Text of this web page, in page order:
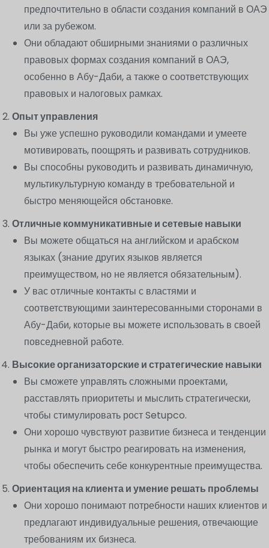
предпочтительно в области создания компаний в ОАЭ
или за рубежом.
Они обладают обширными знаниями о различных
правовых формах создания компаний в ОАЭ,
особенно в Абу-Даби, а также о соответствующих
правовых и налоговых рамках.
Опыт управления
Вы уже успешно руководили командами и умеете
мотивировать, поощрять и развивать сотрудников.
Вы способны руководить и развивать динамичную,
мультикультурную команду в требовательной и
быстро меняющейся обстановке.
Отличные коммуникативные и сетевые навыки
Вы можете общаться на английском и арабском
языках (знание других языков является
преимуществом, но не является обязательным).
У вас отличные контакты с властями и
соответствующими заинтересованными сторонами в
Абу-Даби, которые вы можете использовать в своей
повседневной работе.
Высокие организаторские и стратегические навыки
Вы сможете управлять сложными проектами,
расставлять приоритеты и мыслить стратегически,
чтобы стимулировать рост Setupco.
Они хорошо чувствуют развитие бизнеса и тенденции
рынка и могут быстро реагировать на изменения,
чтобы обеспечить себе конкурентные преимущества.
Ориентация на клиента и умение решать проблемы
Они хорошо понимают потребности наших клиентов и
предлагают индивидуальные решения, отвечающие
требованиям их бизнеса.